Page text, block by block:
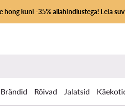
hõng kuni -35% allahindlustega! Leia
Brändid Rõivad Jalatsid